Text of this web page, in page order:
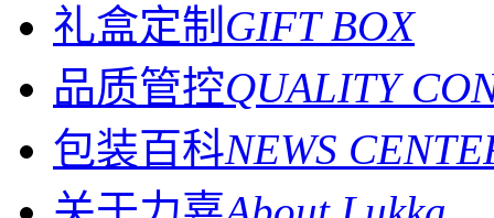
礼盒定制 GIFT BOX
品质管控QUALITY
包装百科NEWS